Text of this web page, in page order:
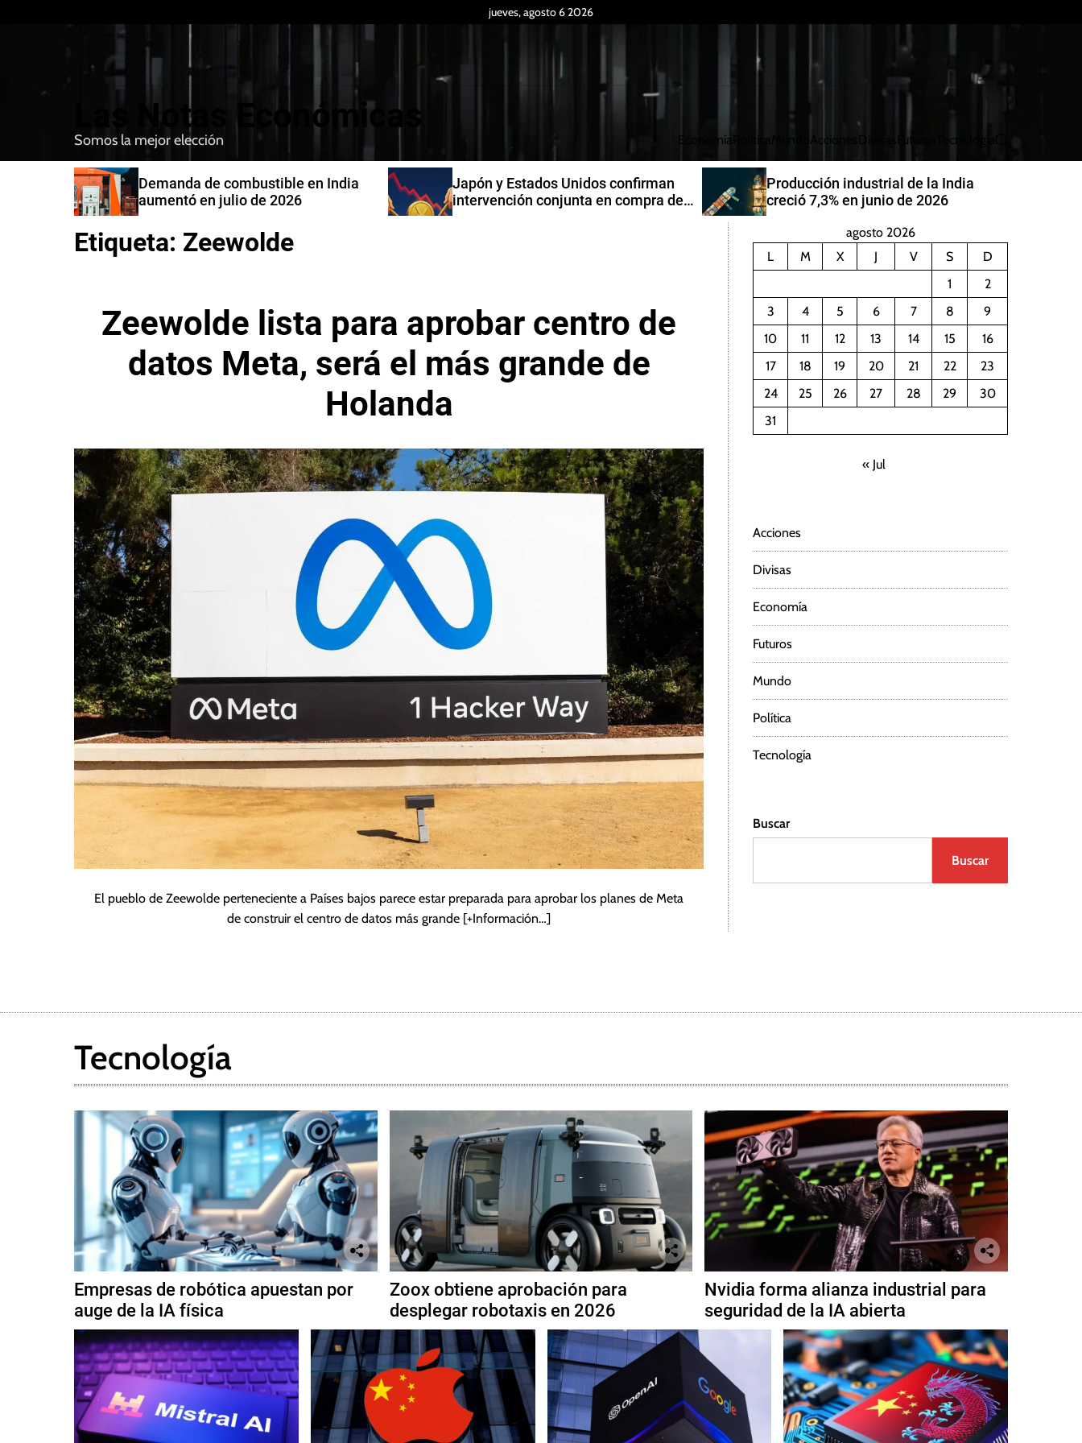
jueves, agosto 6 2026
Las Notas Económicas
Somos la mejor elección Economía Política Acciones Divisas Futuros Tecnología
u
Japón y Estados Unidos confirman
intervención conjunta en compra de
Producción industrial de la India
creció 7,3% en junio de 2026
China aumentará generación de
energía eólica y solar para 2030
Etiqueta: Zeewolde
Zeewolde lista para aprobar centro de
datos Meta, será el más grande de
Holanda
El pueblo de Zeewolde perteneciente a Países bajos parece estar preparada para aprobar los planes de Meta
de construir el centro de datos más grande [+Información…]
agosto 2026
L
M X J V S
D
1
2
3
4 5 6 7 8
9
10
11 12 13 14 15
16
17
18 19 20 21 22
23
24
25 26 27 28 29
30
31
« Jul
Acciones
Divisas
Economía
Futuros
Mundo
Política
Tecnología
Buscar
Buscar
Tecnología
Empresas de robótica apuestan por
auge de la IA física
Zoox obtiene aprobación para
desplegar robotaxis en 2026
Nvidia forma alianza industrial para
seguridad de la IA abierta